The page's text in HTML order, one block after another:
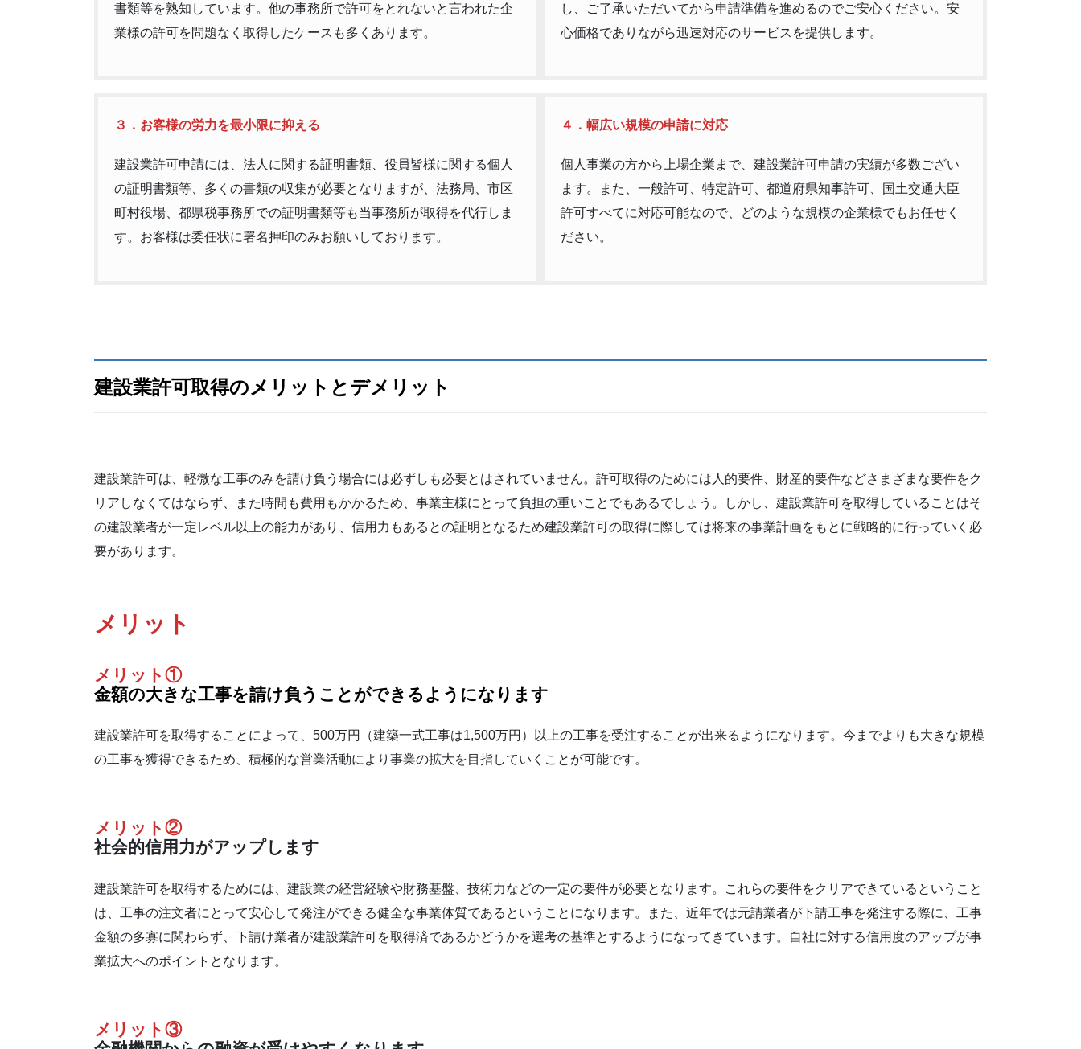
書類等を熟知しています。他の事務所で許可をとれないと言われた企
業様の許可を問題なく取得したケースも多くあります。
し、ご了承いただいてから申請準備を進めるのでご安心ください。安
心価格でありながら迅速対応のサービスを提供します。
３．お客様の労力を最小限に抑える
建設業許可申請には、法人に関する証明書類、役員皆様に関する個人
の証明書類等、多くの書類の収集が必要となりますが、法務局、市区
町村役場、都県税事務所での証明書類等も当事務所が取得を代行しま
す。お客様は委任状に署名押印のみお願いしております。
４．幅広い規模の申請に対応
個人事業の方から上場企業まで、建設業許可申請の実績が多数ござい
ます。また、一般許可、特定許可、都道府県知事許可、国土交通大臣
許可すべてに対応可能なので、どのような規模の企業様でもお任せく
ださい。
建設業許可取得のメリットとデメリット
建設業許可は、軽微な工事のみを請け負う場合には必ずしも必要とはされていません。許可取得のためには人的要件、財産的要件などさまざまな要件をク
リアしなくてはならず、また時間も費用もかかるため、事業主様にとって負担の重いことでもあるでしょう。しかし、建設業許可を取得していることはそ
の建設業者が一定レベル以上の能力があり、信用力もあるとの証明となるため建設業許可の取得に際しては将来の事業計画をもとに戦略的に行っていく必
要があります。
メリット
メリット①
金額の大きな工事を請け負うことができるようになります
建設業許可を取得することによって、500万円（建築一式工事は1,500万円）以上の工事を受注することが出来るようになります。今までよりも大きな規模
の工事を獲得できるため、積極的な営業活動により事業の拡大を目指していくことが可能です。
メリット②
社会的信用力がアップします
建設業許可を取得するためには、建設業の経営経験や財務基盤、技術力などの一定の要件が必要となります。これらの要件をクリアできているということ
は、工事の注文者にとって安心して発注ができる健全な事業体質であるということになります。また、近年では元請業者が下請工事を発注する際に、工事
金額の多寡に関わらず、下請け業者が建設業許可を取得済であるかどうかを選考の基準とするようになってきています。自社に対する信用度のアップが事
業拡大へのポイントとなります。
メリット③